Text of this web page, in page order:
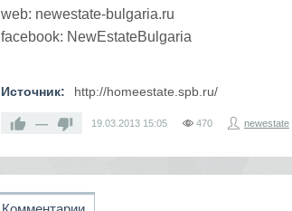
web: newestate-bulgaria.ru
facebook: NewEstateBulgaria
Источник: http://homeestate.spb.ru/
— 19.03.2013 15:05 470 newestate